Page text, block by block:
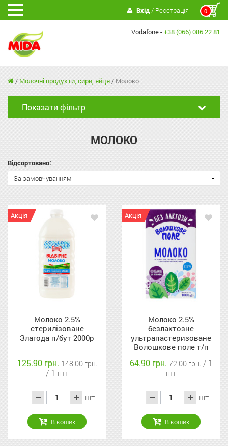
0
Вхід/ Реєстрація
Vodafone -+38 (066) 086 22 81
/ Молочні продукти, сири, яйця/ Молоко
Показати фільтр
МОЛОКО
Відсортовано:
За замовчуванням
Акція
Молоко 2.5%
стерилізоване
Злагода п/бут 2000р
125.90 грн.148.00 грн.
/ 1 шт
шт
В кошик
Акція
Молоко 2.5%
безлактозне
ультрапастеризоване
Волошкове поле т/п
64.90 грн.72.00 грн. / 1
шт
шт
В кошик